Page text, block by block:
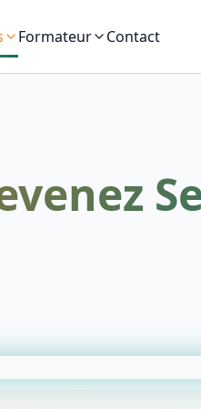
Formateur Contact